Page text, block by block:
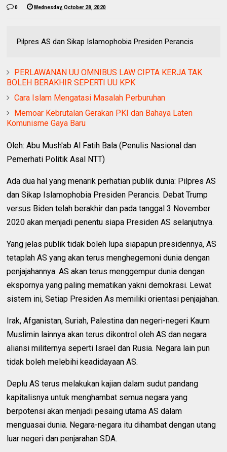
0 Wednesday, October 28, 2020
Pilpres AS dan Sikap Islamophobia Presiden Perancis
PERLAWANAN UU OMNIBUS LAW CIPTA KERJA TAK
BOLEH BERAKHIR SEPERTI UU KPK
Cara Islam Mengatasi Masalah Perburuhan
Memoar Kebrutalan Gerakan PKI dan Bahaya Laten
Komunisme Gaya Baru
Oleh: Abu Mush'ab Al Fatih Bala (Penulis Nasional dan
Pemerhati Politik Asal NTT)
Ada dua hal yang menarik perhatian publik dunia: Pilpres AS
dan Sikap Islamophobia Presiden Perancis. Debat Trump
versus Biden telah berakhir dan pada tanggal 3 November
2020 akan menjadi penentu siapa Presiden AS selanjutnya.
Yang jelas publik tidak boleh lupa siapapun presidennya, AS
tetaplah AS yang akan terus menghegemoni dunia dengan
penjajahannya. AS akan terus menggempur dunia dengan
ekspornya yang paling mematikan yakni demokrasi. Lewat
sistem ini, Setiap Presiden As memiliki orientasi penjajahan.
Irak, Afganistan, Suriah, Palestina dan negeri-negeri Kaum
Muslimin lainnya akan terus dikontrol oleh AS dan negara
aliansi militernya seperti Israel dan Rusia. Negara lain pun
tidak boleh melebihi keadidayaan AS.
Deplu AS terus melakukan kajian dalam sudut pandang
kapitalisnya untuk menghambat semua negara yang
berpotensi akan menjadi pesaing utama AS dalam
menguasai dunia. Negara-negara itu dihambat dengan utang
luar negeri dan penjarahan SDA.